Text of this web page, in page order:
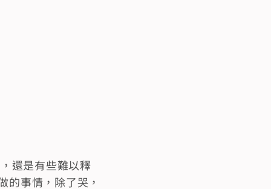
還是有些難以釋
的事情，除了哭，